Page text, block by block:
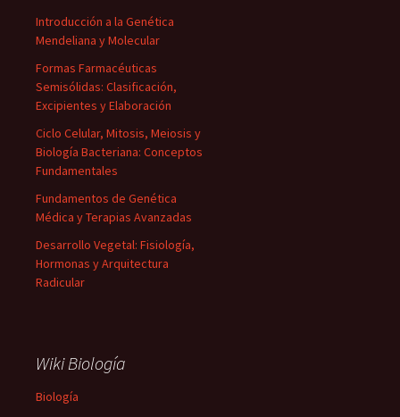
Introducción a la Genética
Mendeliana y Molecular
Formas Farmacéuticas
Semisólidas: Clasificación,
Excipientes y Elaboración
Ciclo Celular, Mitosis, Meiosis y
Biología Bacteriana: Conceptos
Fundamentales
Fundamentos de Genética
Médica y Terapias Avanzadas
Desarrollo Vegetal: Fisiología,
Hormonas y Arquitectura
Radicular
Wiki Biología
Biología